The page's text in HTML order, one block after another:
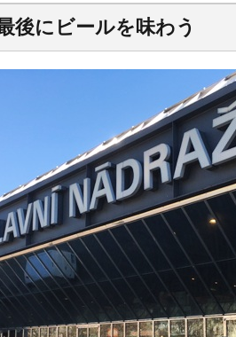
後にビールを味わう